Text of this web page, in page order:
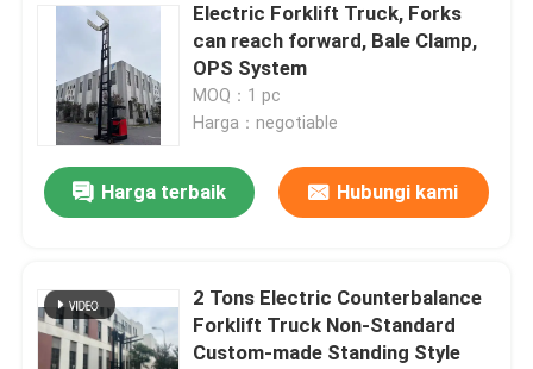
Rumah
Video
Electric Forklift Truck, Forks
can reach forward, Bale Clamp,
OPS System
MOQ：1 pc
Harga：negotiable
Harga terbaik Hubungi kami
2 Tons Electric Counterbalance
Forklift Truck Non-Standard
Custom-made Standing Style